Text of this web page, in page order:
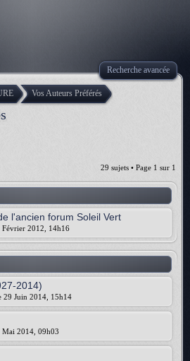
Recherche avancée
Vos Auteurs Préférés
29 sujets • Page 1 sur 1
l'ancien forum Soleil Vert
Février 2012, 14h16
2014)
29 Juin 2014, 15h14
Mai 2014, 09h03